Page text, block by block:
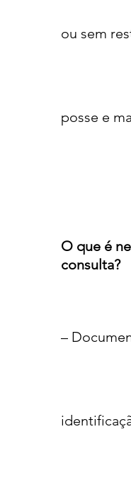
ou sem
posse e
O que é
consulta?
–